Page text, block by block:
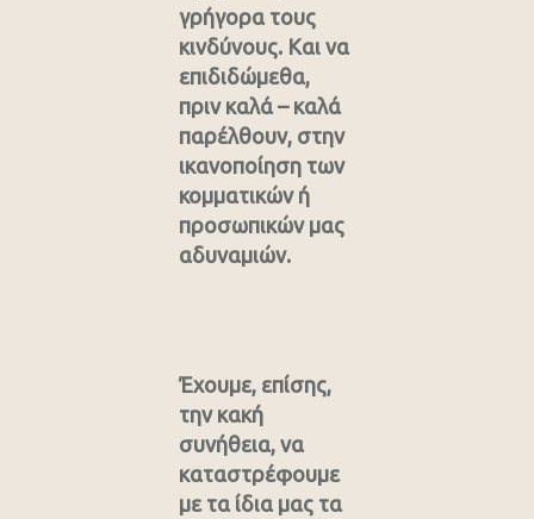
γρήγορα τους
κινδύνους. Και να
επιδιδώμεθα,
πριν καλά – καλά
παρέλθουν, στην
ικανοποίηση των
κομματικών ή
προσωπικών μας
αδυναμιών.
Έχουμε, επίσης,
την κακή
συνήθεια, να
καταστρέφουμε
με τα ίδια μας τα